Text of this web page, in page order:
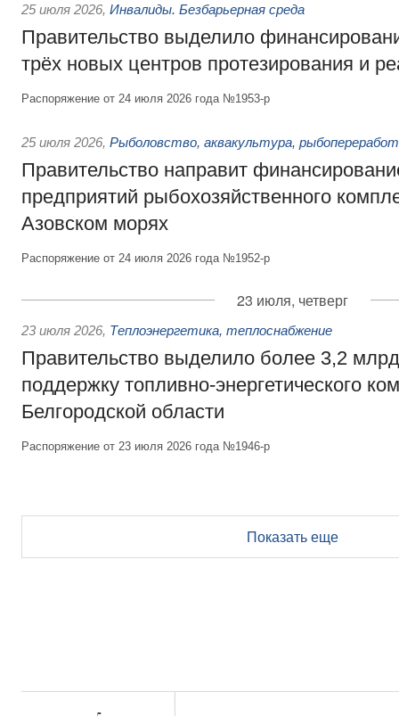
25 июля 2026, Инвалиды. Безбарьерная среда
Правительство выделило
трёх новых центров протезирования и
Распоряжение от 24 июля 2026 года №1953-р
25 июля 2026, Рыболовство, аквакультура,
Правительство направит
предприятий рыбохозяйственного
Азовском морях
Распоряжение от 24 июля 2026 года №1952-р
23 июля, четверг
23 июля 2026, Теплоэнергетика, теплоснабжение
Правительство выделило более 3,2
поддержку топливно-энергетического
Белгородской области
Распоряжение от 23 июля 2026 года №1946-р
Показать еще